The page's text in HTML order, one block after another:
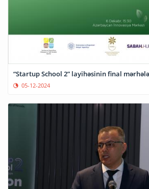
“Startup School 2” layihəsinin final
05-12-2024